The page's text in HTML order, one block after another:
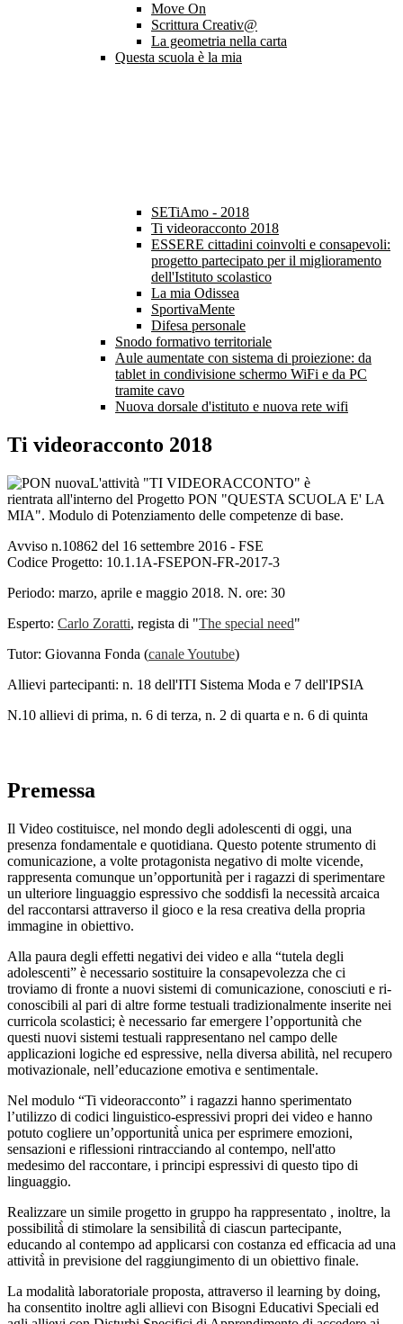
Move On
Scrittura Creativ@
La geometria nella carta
Questa scuola è la mia
SETiAmo - 2018
Ti videoracconto 2018
ESSERE cittadini coinvolti e consapevoli:
progetto partecipato per il miglioramento
dell'Istituto scolastico
La mia Odissea
SportivaMente
Difesa personale
Snodo formativo territoriale
Aule aumentate con sistema di proiezione: da
tablet in condivisione schermo WiFi e da PC
tramite cavo
Nuova dorsale d'istituto e nuova rete wifi
Ti videoracconto 2018
L'attività "TI VIDEORACCONTO" è
rientrata all'interno del Progetto PON "QUESTA SCUOLA E' LA
MIA". Modulo di Potenziamento delle competenze di base.
Avviso n.10862 del 16 settembre 2016 - FSE
Codice Progetto: 10.1.1A-FSEPON-FR-2017-3
Periodo: marzo, aprile e maggio 2018. N. ore: 30
Esperto: Carlo Zoratti, regista di "The special need"
Tutor: Giovanna Fonda (canale Youtube)
Allievi partecipanti: n. 18 dell'ITI Sistema Moda e 7 dell'IPSIA
N.​10 allievi di prima, n. 6 di terza, n. 2 di quarta e n. 6 di quinta
Premessa
Il Video costituisce, nel mondo degli adolescenti di oggi, una
presenza fondamentale e quotidiana. Questo potente strumento di
comunicazione, a volte protagonista negativo di molte vicende,
rappresenta comunque un’opportunità per i ragazzi di sperimentare
un ulteriore linguaggio espressivo che soddisfi la necessità arcaica
del raccontarsi attraverso il gioco e la resa creativa della propria
immagine in obiettivo.
Alla paura degli effetti negativi dei video e alla “tutela degli
adolescenti” è necessario sostituire la consapevolezza che ci
troviamo di fronte a nuovi sistemi di comunicazione, conosciuti e ri-
conoscibili al pari di altre forme testuali tradizionalmente inserite nei
curricola scolastici; è necessario far emergere l’opportunità che
questi nuovi sistemi testuali rappresentano nel campo delle
applicazioni logiche ed espressive, nella diversa abilità, nel recupero
motivazionale, nell’educazione emotiva e sentimentale.
Nel modulo “Ti videoracconto” i ragazzi hanno sperimentato
l’utilizzo di codici linguistico-espressivi propri dei video e hanno
potuto cogliere un’opportunità̀ unica per esprimere emozioni,
sensazioni e riflessioni rintracciando al contempo, nell'atto
medesimo del raccontare, i principi espressivi di questo tipo di
linguaggio.
Realizzare un simile progetto in gruppo ha rappresentato , inoltre, la
possibilità̀ di stimolare la sensibilità̀ di ciascun partecipante,
educando al contempo ad applicarsi con costanza ed efficacia ad una
attività̀ in previsione del raggiungimento di un obiettivo finale.
La modalità laboratoriale proposta, attraverso il learning by doing,
ha consentito inoltre agli allievi con Bisogni Educativi Speciali ed